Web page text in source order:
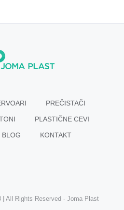
PREČISTAČI
PLASTIČNE CEVI
BLOG KONTAKT
| All Rights Reserved - Joma Plast